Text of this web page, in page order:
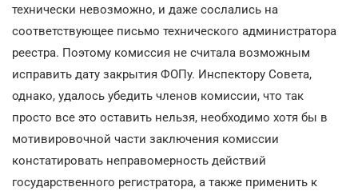
технически невозможно, и даже сослались на
соответствующее письмо технического администратора
реестра. Поэтому комиссия не считала возможным
исправить дату закрытия ФОПу. Инспектору Совета,
однако, удалось убедить членов комиссии, что так
просто все это оставить нельзя, необходимо хотя бы в
мотивировочной части заключения комиссии
констатировать неправомерность действий
государственного регистратора, а также применить к